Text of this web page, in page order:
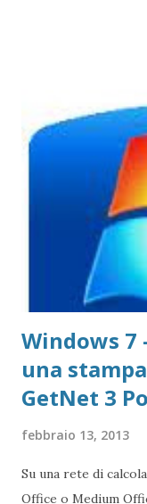
Windows 7
una
GetNet 3
febbraio 13, 2013
Su una rete di
Office o Medium